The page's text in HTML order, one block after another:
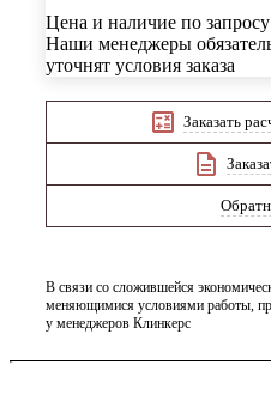
Цена и наличие по запросу
Наши менеджеры
уточнят условия заказа
Заказать
В связи со сложившейся
меняющимися условиями работы,
у менеджеров Клинкерс